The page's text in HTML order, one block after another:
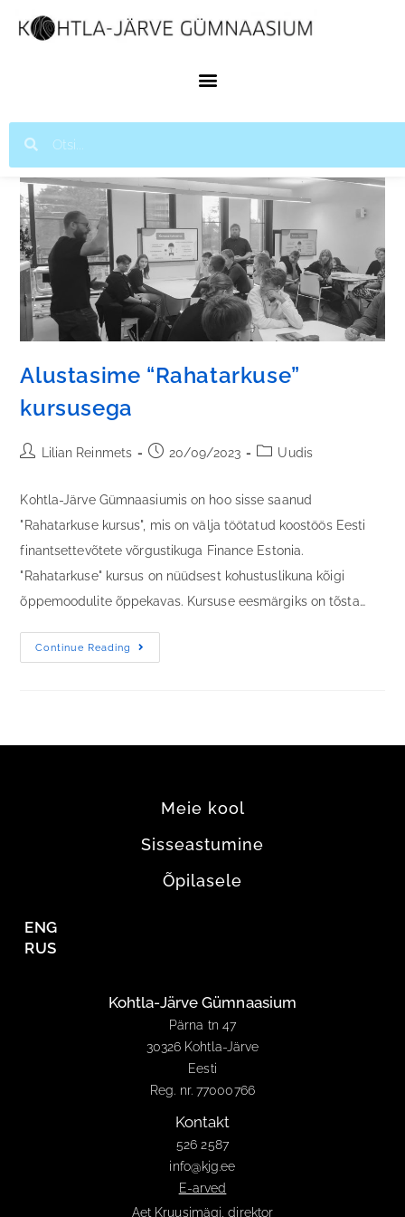
Alustasime “Rahatarkuse”
kursusega
Lilian Reinmets 20/09/2023 Uudis
Kohtla-Järve Gümnaasiumis on hoo sisse saanud
"Rahatarkuse kursus", mis on välja töötatud koostöös Eesti
finantsettevõtete võrgustikuga Finance Estonia.
"Rahatarkuse" kursus on nüüdsest kohustuslikuna kõigi
õppemoodulite õppekavas. Kursuse eesmärgiks on tõsta…
Continue Reading
Meie kool
Sisseastumine
Õpilasele
ENG
RUS
Kohtla-Järve Gümnaasium
Pärna tn 47
30326 Kohtla-Järve
Eesti
Reg. nr. 77000766
Kontakt
526 2587
info@kjg.ee
E-arved
Aet Kruusimägi, direktor